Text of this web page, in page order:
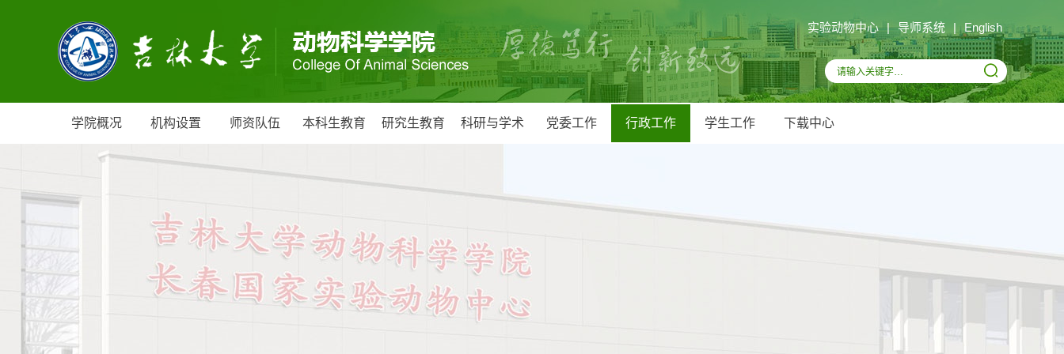
实验动物中心 | 导师系统 | English
学院概况 机构设置 师资队伍 本科生教育 研究生教育 科研与学术 党委工作 行政工作 学生工作 下载中心